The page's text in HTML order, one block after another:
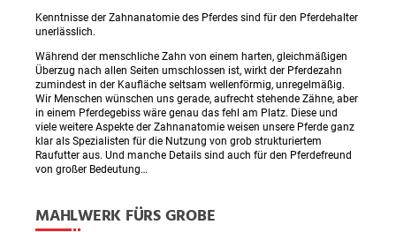
Kenntnisse der Zahnanatomie des Pferdes sind für den Pferdehalter
unerlässlich.
Während der menschliche Zahn von einem harten, gleichmäßigen
Überzug nach allen Seiten umschlossen ist, wirkt der Pferdezahn
zumindest in der Kaufläche seltsam wellenförmig, unregelmäßig.
Wir Menschen wünschen uns gerade, aufrecht stehende Zähne, aber
in einem Pferdegebiss wäre genau das fehl am Platz. Diese und
viele weitere Aspekte der Zahnanatomie weisen unsere Pferde ganz
klar als Spezialisten für die Nutzung von grob strukturiertem
Raufutter aus. Und manche Details sind auch für den Pferdefreund
von großer Bedeutung…
MAHLWERK FÜRS GROBE